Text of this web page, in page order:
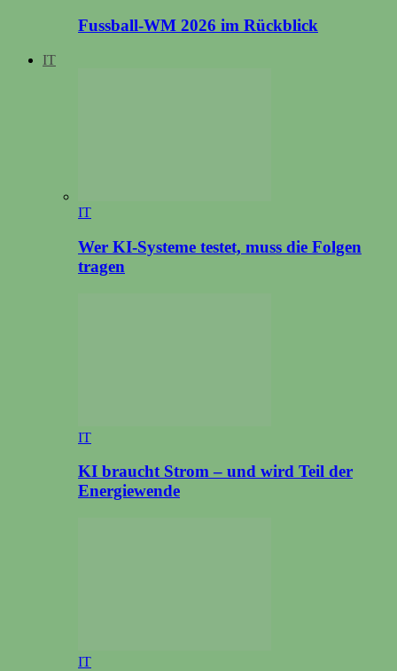
Fussball-WM 2026 im Rückblick
IT
IT
Wer KI-Systeme testet, muss die Folgen
tragen
IT
KI braucht Strom – und wird Teil der
Energiewende
IT